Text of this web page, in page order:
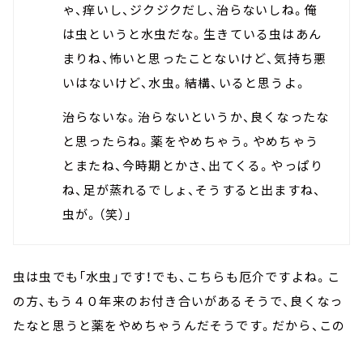
ゃ、痒いし、ジクジクだし、治らないしね。俺
は虫というと水虫だな。生きている虫はあん
まりね、怖いと思ったことないけど、気持ち悪
いはないけど、水虫。結構、いると思うよ。
治らないな。治らないというか、良くなったな
と思ったらね。薬をやめちゃう。やめちゃう
とまたね、今時期とかさ、出てくる。やっぱり
ね、足が蒸れるでしょ、そうすると出ますね、
虫が。（笑）」
虫は虫でも「水虫」です！でも、こちらも厄介ですよね。こ
の方、もう４０年来のお付き合いがあるそうで、良くなっ
たなと思うと薬をやめちゃうんだそうです。だから、この